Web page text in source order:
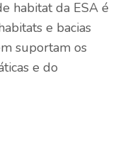
habitat da ESA é
e bacias
suportam os
e do